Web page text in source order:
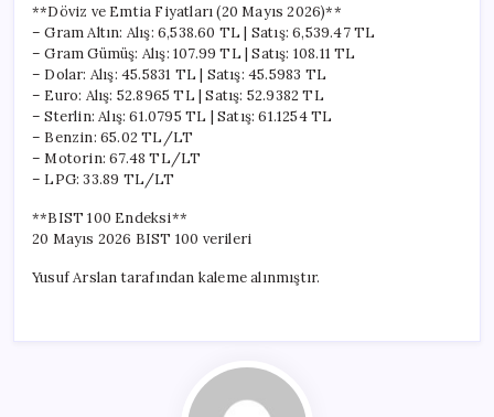
**Döviz ve Emtia Fiyatları (20 Mayıs 2026)**
– Gram Altın: Alış: 6,538.60 TL | Satış: 6,539.47 TL
– Gram Gümüş: Alış: 107.99 TL | Satış: 108.11 TL
– Dolar: Alış: 45.5831 TL | Satış: 45.5983 TL
– Euro: Alış: 52.8965 TL | Satış: 52.9382 TL
– Sterlin: Alış: 61.0795 TL | Satış: 61.1254 TL
– Benzin: 65.02 TL/LT
– Motorin: 67.48 TL/LT
– LPG: 33.89 TL/LT
**BIST 100 Endeksi**
20 Mayıs 2026 BIST 100 verileri
Yusuf Arslan tarafından kaleme alınmıştır.